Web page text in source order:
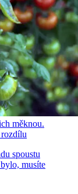
měknou.
spoustu
musíte